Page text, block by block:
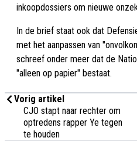
inkoopdossiers om nieuwe
In de brief staat ook dat
met het aanpassen van
schreef onder meer dat de
"alleen op papier" bestaat.
Vorig artikel
CJO stapt naar rechter om
optredens rapper Ye tegen
te houden